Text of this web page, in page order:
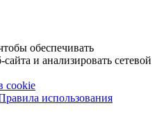
обеспечивать
и анализировать сетевой
cookie
использования